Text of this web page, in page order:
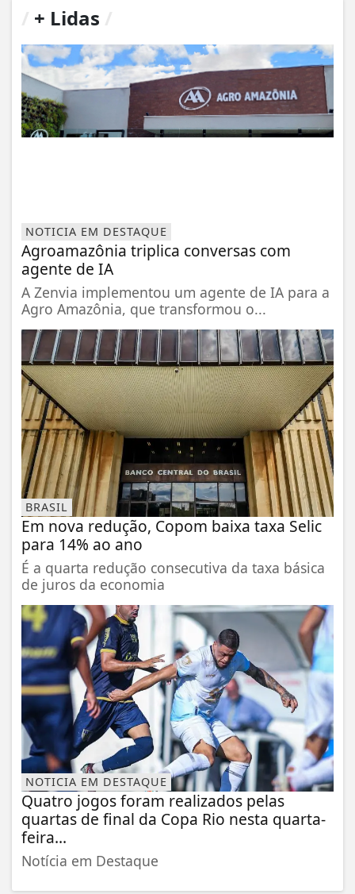
+ Lidas
NOTICIA EM DESTAQUE
Agroamazônia triplica conversas com
agente de IA
A Zenvia implementou um agente de IA para a
Agro Amazônia, que transformou o...
BRASIL
Em nova redução, Copom baixa taxa Selic
para 14% ao ano
É a quarta redução consecutiva da taxa básica
de juros da economia
NOTICIA EM DESTAQUE
Quatro jogos foram realizados pelas
quartas de final da Copa Rio nesta quarta-
feira...
Notícia em Destaque